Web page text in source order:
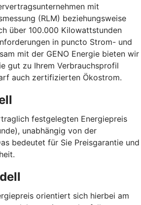
mit
(RLM) beziehungsweise
über 100.000 Kilowattstunden
in puncto Strom- und
mit der GENO Energie bieten wir
gut zu Ihrem Verbrauchsprofil
auch zertifizierten Ökostrom.
festgelegten Energiepreis
unabhängig von der
bedeutet für Sie Preisgarantie und
orientiert sich hierbei am